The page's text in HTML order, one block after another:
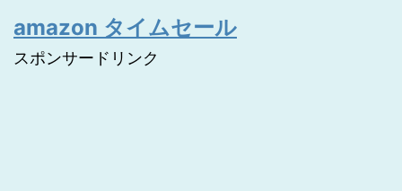
amazon タイムセール
スポンサードリンク